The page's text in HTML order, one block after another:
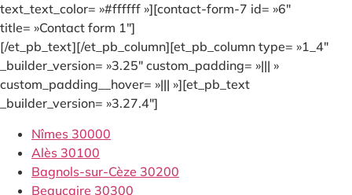
text_text_color= »#ffffff »][contact-form-7 id= »6″
title= »Contact form 1″]
[/et_pb_text][/et_pb_column][et_pb_column type= »1_4″
_builder_version= »3.25″ custom_padding= »||| »
custom_padding__hover= »||| »][et_pb_text
_builder_version= »3.27.4″]
Nîmes 30000
Alès 30100
Bagnols-sur-Cèze 30200
Beaucaire 30300